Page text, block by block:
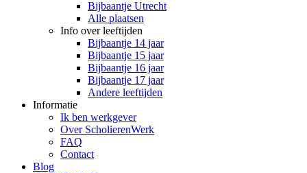
Bijbaantje Utrecht
Alle plaatsen
Info over leeftijden
Bijbaantje 14 jaar
Bijbaantje 15 jaar
Bijbaantje 16 jaar
Bijbaantje 17 jaar
Andere leeftijden
Informatie
Ik ben werkgever
Over ScholierenWerk
FAQ
Contact
Blog